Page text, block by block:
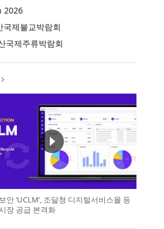
2026
국제불교박람회
국제주류박람회
안 ‘UCLM’, 조달청 디지털서비스몰 등
장 공급 본격화